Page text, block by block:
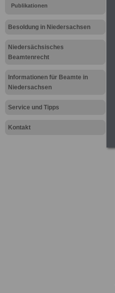
Publikationen
Besoldung in Niedersachsen
Niedersächsisches
Beamtenrecht
Informationen für Beamte in
Niedersachsen
Service und Tipps
Kontakt